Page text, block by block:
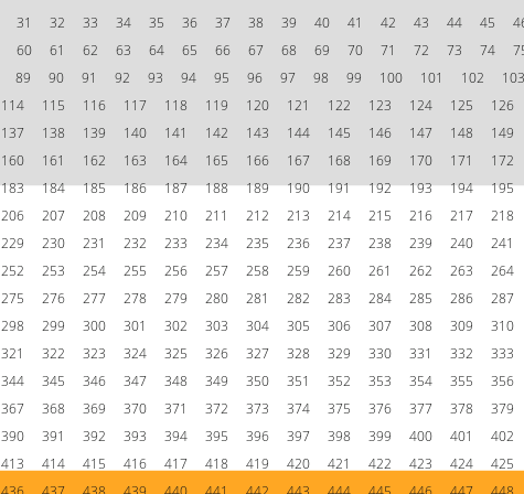
31 32 33 34 35 36 37 38 39 40 41 42 43 44 45
60 61 62 63 64 65 66 67 68 69 70 71 72 73 74
89 90 91 92 93 94 95 96 97 98 99 100 101 102
103
114 115 116 117 118 119 120 121 122 123 124 125
126
137 138 139 140 141 142 143 144 145 146 147 148
149
160 161 162 163 164 165 166 167 168 169 170 171
172
183 184 185 186 187 188 189 190 191 192 193 194
195
206 207 208 209 210 211 212 213 214 215 216 217
218
229 230 231 232 233 234 235 236 237 238 239 240
241
252 253 254 255 256 257 258 259 260 261 262 263
264
275 276 277 278 279 280 281 282 283 284 285 286
287
298 299 300 301 302 303 304 305 306 307 308 309
310
321 322 323 324 325 326 327 328 329 330 331 332
333
344 345 346 347 348 349 350 351 352 353 354 355
356
367 368 369 370 371 372 373 374 375 376 377 378
379
390 391 392 393 394 395 396 397 398 399 400 401
402
413 414 415 416 417 418 419 420 421 422 423 424
425